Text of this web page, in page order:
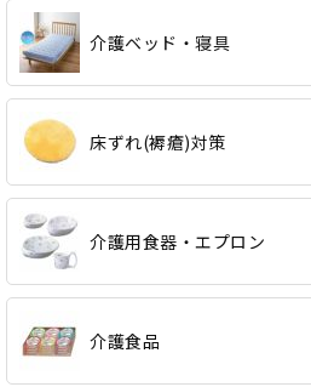
介護ベッド・寝具
床ずれ(褥瘡)対策
介護用食器・エプロン
介護食品